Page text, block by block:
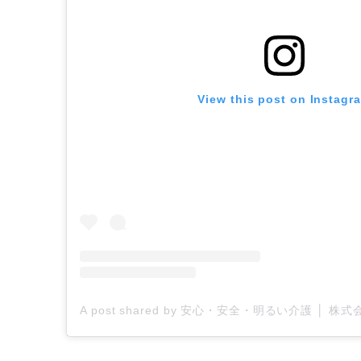
View this post on